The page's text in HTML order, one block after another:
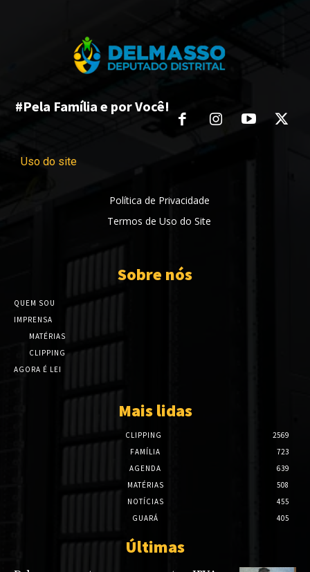
#Pela Família e por Você!
Uso do site
Política de Privacidade
Termos de Uso do Site
Sobre nós
QUEM SOU
IMPRENSA
MATÉRIAS
CLIPPING
AGORA É LEI
Mais lidas
CLIPPING
2569
FAMÍLIA
723
AGENDA
639
MATÉRIAS
508
NOTÍCIAS
455
GUARÁ
405
Últimas